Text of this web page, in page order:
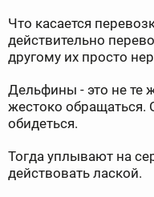
Что касается
действительно
другому их просто
Дельфины - это не те
жестоко обращаться.
обидеться.
Тогда уплывают на
действовать лаской.